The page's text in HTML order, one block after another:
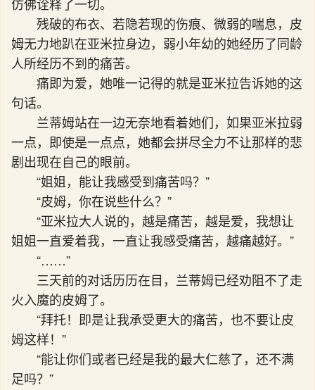
仿佛诠释了一切。
残破的布衣、若隐若现的伤痕、微弱的喘息，皮
姆无力地趴在亚米拉身边，弱小年幼的她经历了同龄
人所经历不到的痛苦。
痛即为爱，她唯一记得的就是亚米拉告诉她的这
句话。
兰蒂姆站在一边无奈地看着她们，如果亚米拉弱
一点，即使是一点点，她都会拼尽全力不让那样的悲
剧出现在自己的眼前。
“姐姐，能让我感受到痛苦吗？”
“皮姆，你在说些什么？”
“亚米拉大人说的，越是痛苦，越是爱，我想让
姐姐一直爱着我，一直让我感受痛苦，越痛越好。”
“……”
三天前的对话历历在目，兰蒂姆已经劝阻不了走
火入魔的皮姆了。
“拜托！即是让我承受更大的痛苦，也不要让皮
姆这样！”
“能让你们或者已经是我的最大仁慈了，还不满
足吗？”